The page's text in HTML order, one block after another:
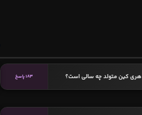
هری کین متولد چه سالی است؟ 183 پاسخ